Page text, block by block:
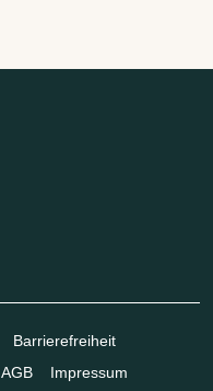
Barrierefreiheit
AGB Impressum